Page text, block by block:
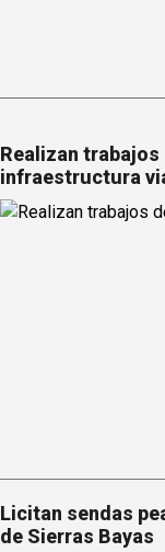
Realizan
infraestructura
Licitan sendas
de Sierras Bayas